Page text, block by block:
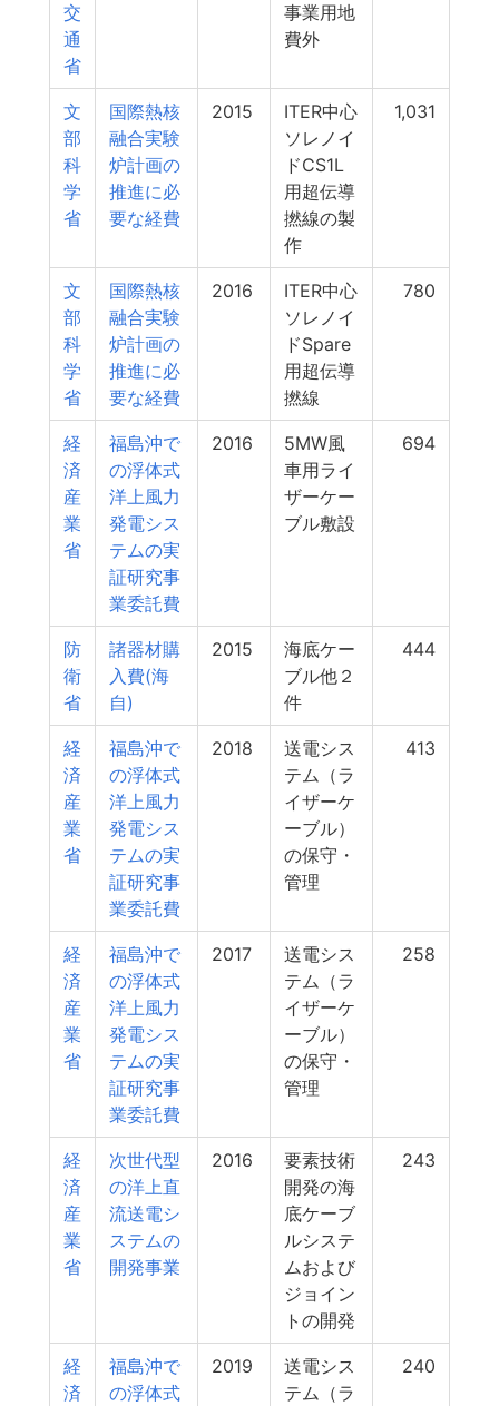
交
通
省
事業用地
費外
文
部
科
学
省
国際熱核
融合実験
炉計画の
推進に必
要な経費
2015
ITER中心
ソレノイ
ドCS1L
用超伝導
撚線の製
作
1,031
文
部
科
学
省
国際熱核
融合実験
炉計画の
推進に必
要な経費
2016
ITER中心
ソレノイ
ドSpare
用超伝導
撚線
780
経
済
産
業
省
福島沖で
の浮体式
洋上風力
発電シス
テムの実
証研究事
業委託費
2016
5MW風
車用ライ
ザーケー
ブル敷設
694
防
衛
省
諸器材購
入費(海
自)
2015
海底ケー
ブル他２
件
444
経
済
産
業
省
福島沖で
の浮体式
洋上風力
発電シス
テムの実
証研究事
業委託費
2018
送電シス
テム（ラ
イザーケ
ーブル）
の保守・
管理
413
経
済
産
業
省
福島沖で
の浮体式
洋上風力
発電シス
テムの実
証研究事
業委託費
2017
送電シス
テム（ラ
イザーケ
ーブル）
の保守・
管理
258
経
済
産
業
省
次世代型
の洋上直
流送電シ
ステムの
開発事業
2016
要素技術
開発の海
底ケーブ
ルシステ
ムおよび
ジョイン
トの開発
243
経
済
福島沖で
の浮体式
2019
送電シス
テム（ラ
240